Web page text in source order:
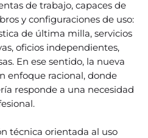
de trabajo, capaces de
y configuraciones de uso:
de última milla, servicios
oficios independientes,
En ese sentido, la nueva
enfoque racional, donde
responde a una necesidad
técnica orientada al uso